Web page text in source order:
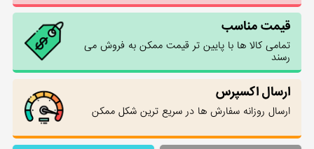
قیمت مناسب
تمامی کالا ها با پایین تر قیمت ممکن به فروش می
رسند
ارسال اکسپرس
ارسال روزانه سفارش ها در سریع ترین شکل ممکن